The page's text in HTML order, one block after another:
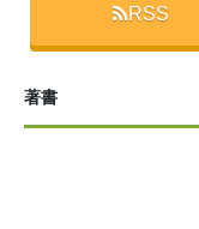
RSS
著書